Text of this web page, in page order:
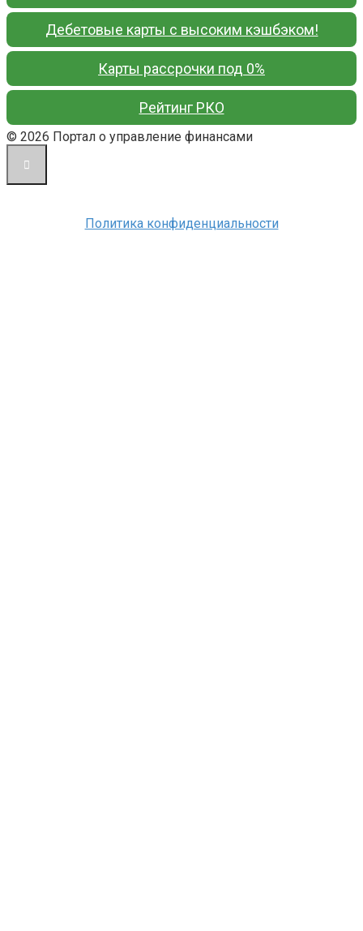
Дебетовые карты с высоким кэшбэком!
Карты рассрочки под 0%
Рейтинг РКО
© 2026 Портал о управление финансами
Политика конфиденциальности